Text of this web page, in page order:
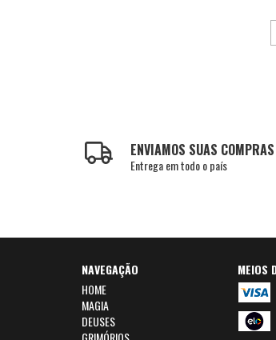
ENVIAMOS SUAS COMPRAS
Entrega em todo o país
NAVEGAÇÃO
HOME
MAGIA
DEUSES
MEIOS